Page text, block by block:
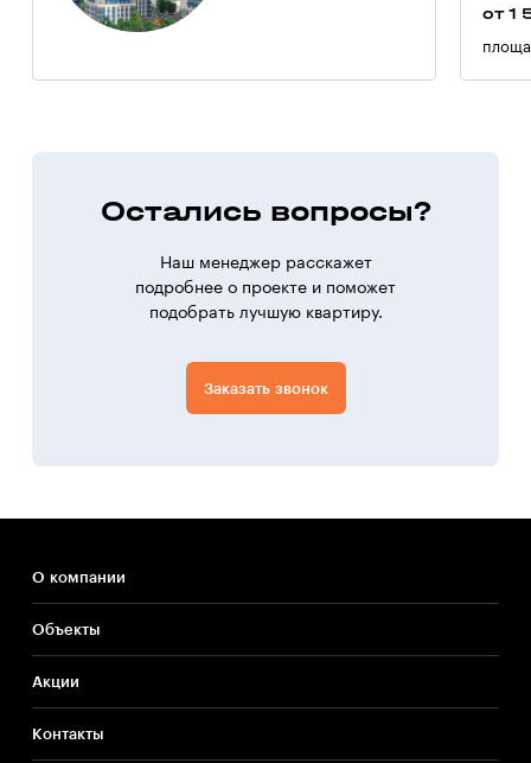
от 1
Остались вопросы?
Наш менеджер расскажет
подробнее о проекте и поможет
подобрать лучшую квартиру.
Заказать звонок
О компании
Объекты
Акции
Контакты